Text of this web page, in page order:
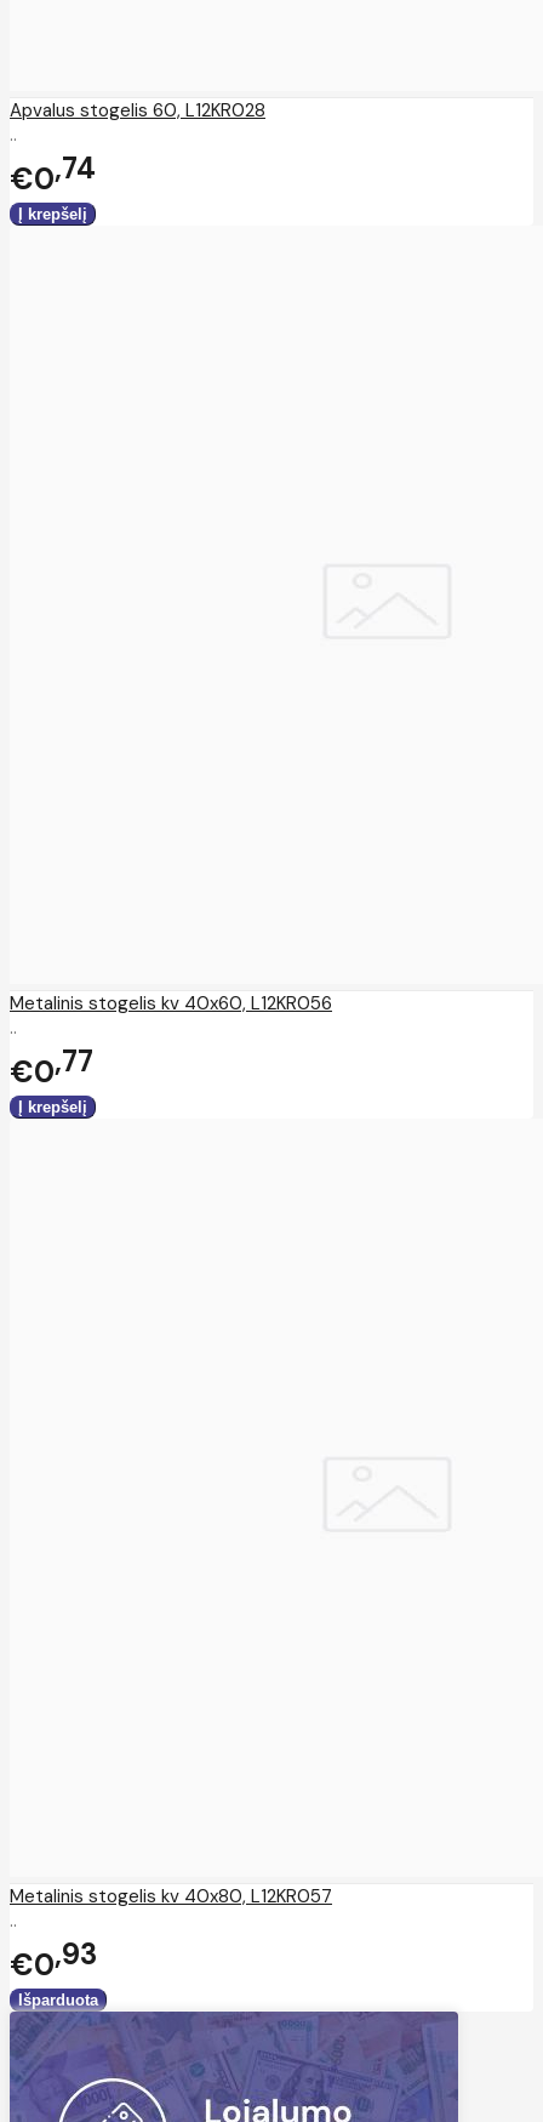
Apvalus stogelis 60, L12KR028
..
€0 74
Metalinis stogelis kv 40x60, L12KR056
..
€0 77
Metalinis stogelis kv 40x80, L12KR057
..
€0 93